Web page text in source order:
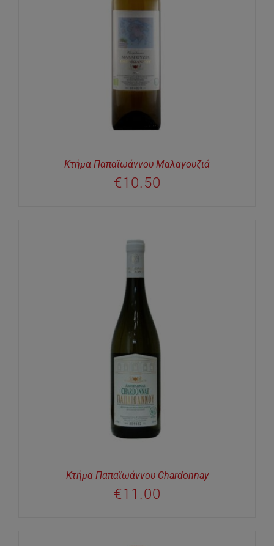
Κτήμα Παπαϊωάννου Μαλαγουζιά
€10.50
Κτήμα Παπαϊωάννου Chardonnay
€11.00